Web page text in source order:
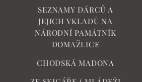
SEZNAMY DÁRCŮ A
JEJICH VKLADŮ NA
NÁRODNÍ PAMÁTNÍK
DOMAŽLICE
CHODSKÁ MADONA